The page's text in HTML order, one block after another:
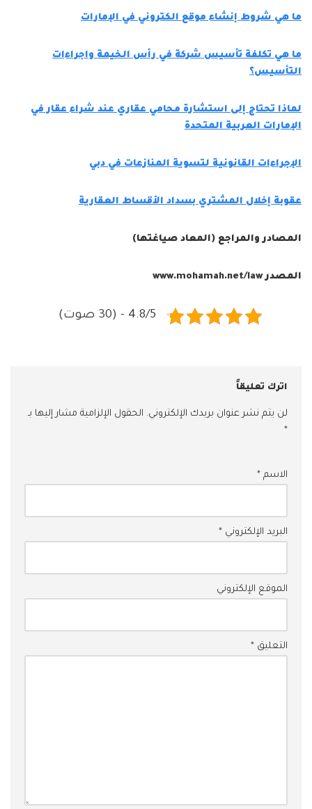
ما هي شروط إنشاء موقع الكتروني في الإمارات
ما هي تكلفة تأسيس شركة في رأس الخيمة واجراءات
التأسيس؟
لماذا تحتاج إلى استشارة محامي عقاري عند شراء عقار في
الإمارات العربية المتحدة
الإجراءات القانونية لتسوية المنازعات في دبي
عقوبة إخلال المشتري بسداد الأقساط العقارية
المصادر والمراجع (المعاد صياغتها)
المصدر www.mohamah.net/law
4.8/5 - (30 صوت)
اترك تعليقاً
لن يتم نشر عنوان بريدك الإلكتروني. الحقول الإلزامية مشار إليها بـ
*
الاسم *
البريد الإلكتروني *
الموقع الإلكتروني
التعليق *